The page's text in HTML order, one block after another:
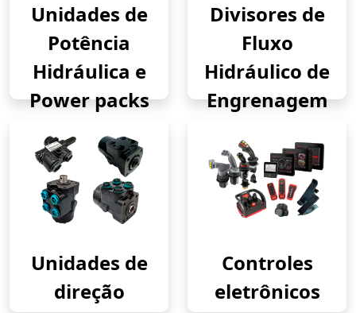
Unidades de
Potência
Hidráulica e
Power packs
Divisores de
Fluxo
Hidráulico de
Engrenagem
Unidades de
direção
Controles
eletrônicos